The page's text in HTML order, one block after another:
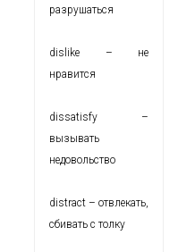
разрушаться
dislike – не
нравится
dissatisfy –
вызывать
недовольство
distract – отвлекать,
сбивать с толку